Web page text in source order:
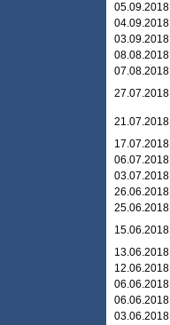
05.09.2018
04.09.2018
03.09.2018
08.08.2018
07.08.2018
27.07.2018
21.07.2018
17.07.2018
06.07.2018
03.07.2018
26.06.2018
25.06.2018
15.06.2018
13.06.2018
12.06.2018
06.06.2018
06.06.2018
03.06.2018